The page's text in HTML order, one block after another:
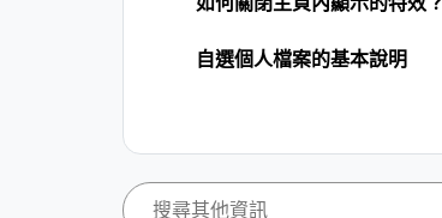
自選個人檔案的基本說明